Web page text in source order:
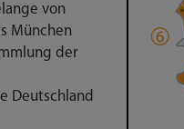
von
München
der
Deutschland